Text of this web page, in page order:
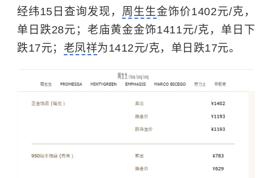
经纬15日查询发现， 周生生金饰价1402元/克，
单日跌28元；老庙黄金金饰1411元/克，单日下
跌17元； 老凤祥为1412元/克，单日跌17元。